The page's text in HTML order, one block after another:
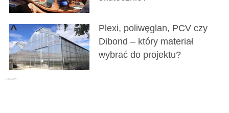
Plexi, poliwęglan, PCV czy
Dibond – który materiał
wybrać do projektu?